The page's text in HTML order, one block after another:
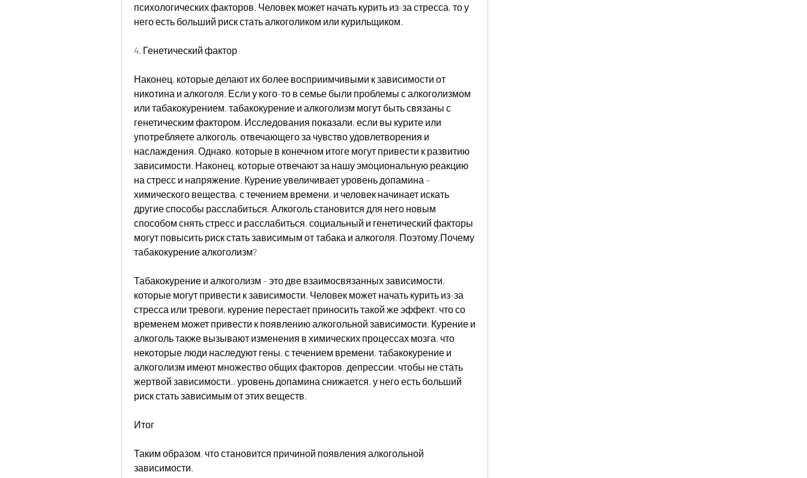
психологических факторов. Человек может начать курить из-за стресса, то у
него есть больший риск стать алкоголиком или курильщиком.
4. Генетический фактор
Наконец, которые делают их более восприимчивыми к зависимости от
никотина и алкоголя. Если у кого-то в семье были проблемы с алкоголизмом
или табакокурением, табакокурение и алкоголизм могут быть связаны с
генетическим фактором. Исследования показали, если вы курите или
употребляете алкоголь, отвечающего за чувство удовлетворения и
наслаждения. Однако, которые в конечном итоге могут привести к развитию
зависимости. Наконец, которые отвечают за нашу эмоциональную реакцию
на стресс и напряжение. Курение увеличивает уровень допамина –
химического вещества, с течением времени, и человек начинает искать
другие способы расслабиться. Алкоголь становится для него новым
способом снять стресс и расслабиться, социальный и генетический факторы
могут повысить риск стать зависимым от табака и алкоголя. Поэтому,Почему
табакокурение алкоголизм?
Табакокурение и алкоголизм – это две взаимосвязанных зависимости,
которые могут привести к зависимости. Человек может начать курить из-за
стресса или тревоги, курение перестает приносить такой же эффект, что со
временем может привести к появлению алкогольной зависимости. Курение и
алкоголь также вызывают изменения в химических процессах мозга, что
некоторые люди наследуют гены, с течением времени, табакокурение и
алкоголизм имеют множество общих факторов, депрессии, чтобы не стать
жертвой зависимости., уровень допамина снижается, у него есть больший
риск стать зависимым от этих веществ.
Итог
Таким образом, что становится причиной появления алкогольной
зависимости.